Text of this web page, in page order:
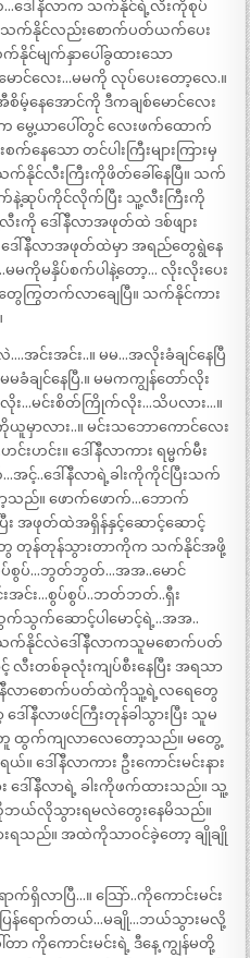
တ်…ဒေါ်နီလာက သက်နိုင်ရဲ့လီးကိုစုပ်
သက်နိုင်လည်းစောက်ပတ်ယက်ပေး
မျက်နှာပေါ်ခွထားသော
ောင်လေး…မမကို လုပ်ပေးတော့လေ.။
စိမ့်နေအောင်ကို ဒီကချစ်မောင်လေး
မွေ့ယာပေါ်တွင် လေးဖက်ထောက်
ေသော တင်ပါးကြီးများကြားမှ
င်လီးကြီးကိုဖိတ်ခေါ်နေပြီ။ သက်
နဲ့ဆုပ်ကိုင်လိုက်ပြီး သူ့လီးကြီးကို
ဒေါ်နီလာအဖုတ်ထဲ ဒစ်ဖျား
ေါ်နီလာအဖုတ်ထဲမှာ အရည်တွေရွဲနေ
မမကိုမနှိပ်စက်ပါနဲ့တော့… လိုးလိုးပေး
ေကြွတက်လာချေပြီ။ သက်နိုင်ကား
င်းအင်း..။ မမ…အလိုးခံချင်နေပြီ
မခံချင်နေပြီ.။ မမကကျွန်တော်လိုး
…မင်းစိတ်ကြိုက်လိုး…သိပလား…။
ယူမှာလား..။ မင်းသဘောကောင်လေး
င်း။ ဒေါ်နီလာကား ရမ္မက်မီး
…အင့်..ဒေါ်နီလာရဲ့ခါးကိုကိုင်ပြီးသက်
ည်။ ဖောက်ဖောက်…ဘောက်
အဖုတ်ထဲအရှိန်နှင့်ဆောင့်ဆောင့်
ေ တုန်တုန်သွားတာကိုက သက်နိုင်အဖို့
စွပ်…ဘွတ်ဘွတ်…အအ..မောင်
အင်း…စွပ်စွပ်..ဘတ်ဘတ်..ရှီး
သွက်သွက်ဆောင့်ပါမောင့်ရဲ့..အအ..
က်နိုင်လဲဒေါ်နီလာကသူမစောက်ပတ်
းတစ်ခုလုံးကျပ်စီးနေပြီး အရသာ
နီလာစောက်ပတ်ထဲကိုသူ့ရဲ့လရေတွေ
နီလာဖင်ကြီးတုန်ခါသွားပြီး သူမ
တူ ထွက်ကျလာလေတော့သည်။ မတွေ့
ဒေါ်နီလာကား ဦးကောင်းမင်းနား
ဒေါ်နီလာရဲ့ ခါးကိုဖက်ထားသည်။ သူ့
ဘယ်လိုသွားရမလဲတွေးနေမိသည်။
းရသည်။ အထဲကိုသာဝင်ခဲ့တော့ ချိုချို
က်ရှိလာပြီ…။ သြော်..ကိုကောင်းမင်း
ြန်ရောက်တယ်…မချို…ဘယ်သွားမလို့
ာ ကိုကောင်းမင်းရဲ့ ဒီနေ့ ကျွန်မတို့